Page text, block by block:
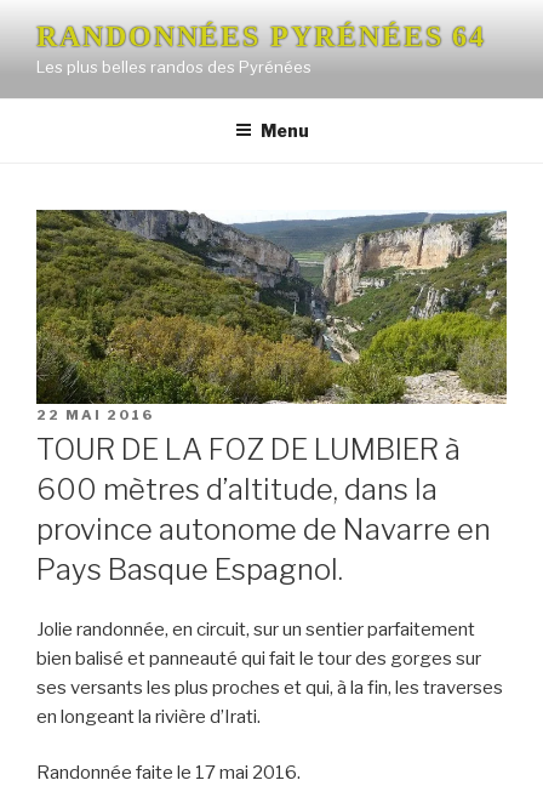
contenu
principal
RANDONNÉES PYRÉNÉES 64
Les plus belles randos des Pyrénées
Menu
PUBLIÉ
LE
22 MAI 2016
TOUR DE LA FOZ DE LUMBIER à
600 mètres d’altitude, dans la
province autonome de Navarre en
Pays Basque Espagnol.
Jolie randonnée, en circuit, sur un sentier parfaitement
bien balisé et panneauté qui fait le tour des gorges sur
ses versants les plus proches et qui, à la fin, les traverses
en longeant la rivière d’Irati.
Randonnée faite le 17 mai 2016.